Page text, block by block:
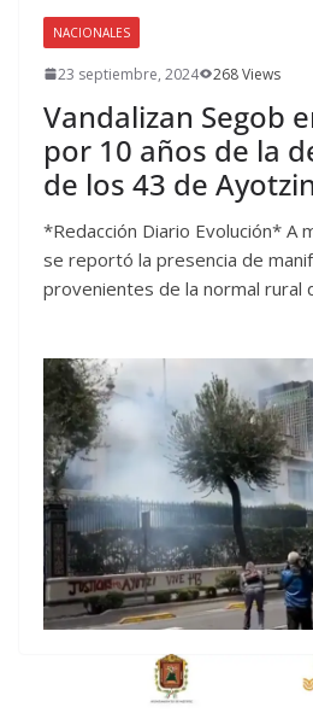
NACIONALES
23 septiembre, 2024 268 Views
Vandalizan Segob
por 10 años de la
de los 43 de
*Redacción Diario Evolución* A
se reportó la presencia de
provenientes de la normal rural